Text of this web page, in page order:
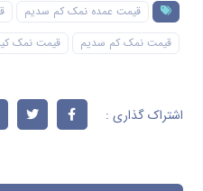
قیمت عمده نمک کم سدیم
قیمت نمک کم سدیم
قیمت نمک